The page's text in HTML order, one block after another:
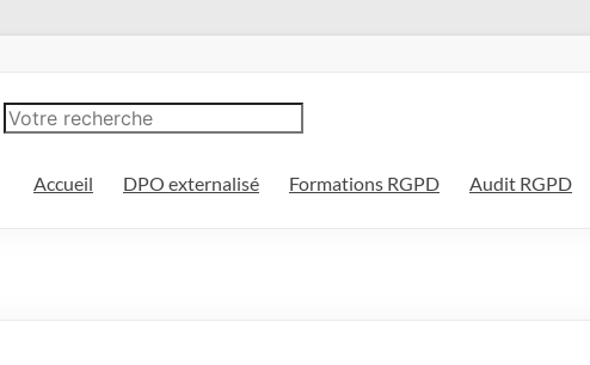
Accueil DPO externalisé Formations RGPD Audit RGPD